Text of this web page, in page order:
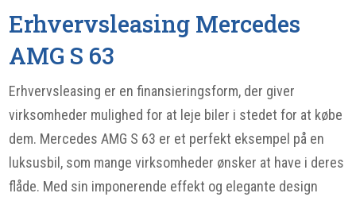
Erhvervsleasing Mercedes
AMG S 63
Erhvervsleasing er en finansieringsform, der giver
virksomheder mulighed for at leje biler i stedet for at købe
dem. Mercedes AMG S 63 er et perfekt eksempel på en
luksusbil, som mange virksomheder ønsker at have i deres
flåde. Med sin imponerende effekt og elegante design